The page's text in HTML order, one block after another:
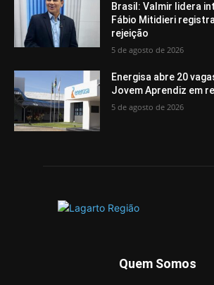
Brasil: Valmir lidera
Fábio Mitidieri
rejeição
5 de agosto de 2026
Energisa abre 20
Jovem Aprendiz em
5 de agosto de 2026
Quem Somos